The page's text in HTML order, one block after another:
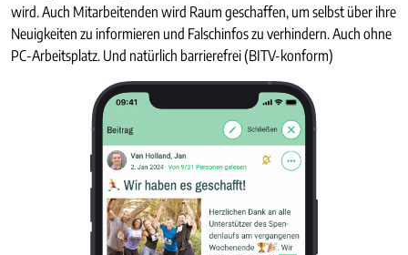
wird. Auch Mitarbeitenden wird Raum geschaffen, um selbst über ihre
Neuigkeiten zu informieren und Falschinfos zu verhindern. Auch ohne
PC-Arbeitsplatz. Und natürlich barrierefrei (BITV-konform)